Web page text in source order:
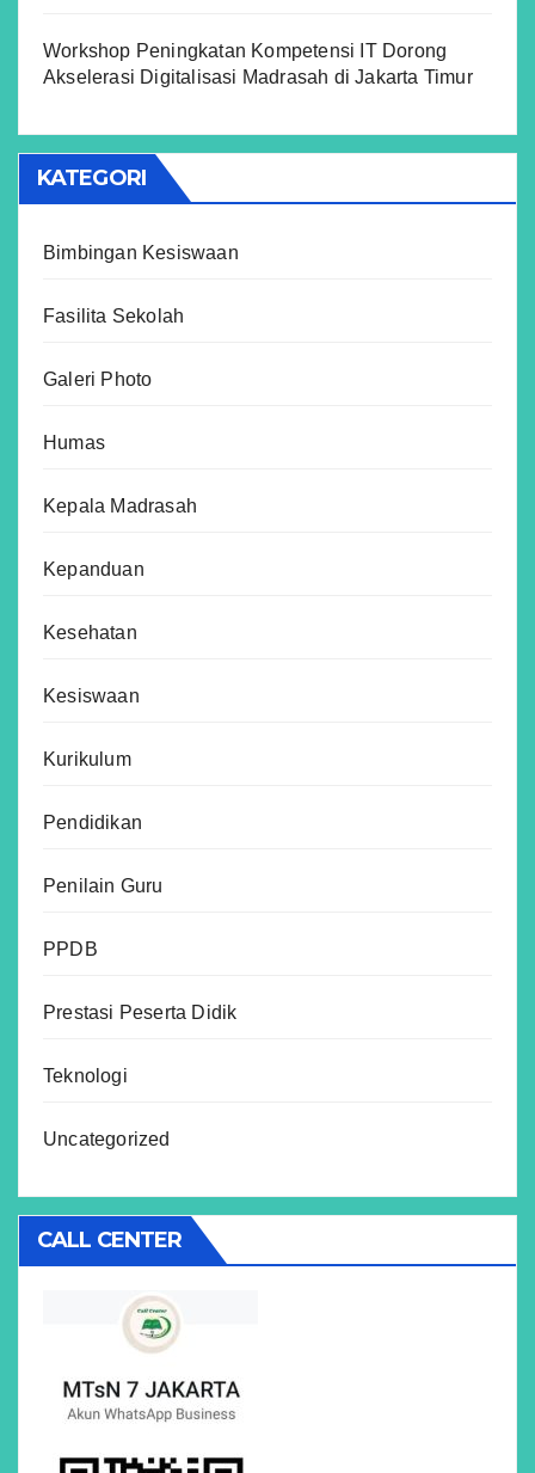
Workshop Peningkatan Kompetensi IT Dorong
Akselerasi Digitalisasi Madrasah di Jakarta Timur
KATEGORI
Bimbingan Kesiswaan
Fasilita Sekolah
Galeri Photo
Humas
Kepala Madrasah
Kepanduan
Kesehatan
Kesiswaan
Kurikulum
Pendidikan
Penilain Guru
PPDB
Prestasi Peserta Didik
Teknologi
Uncategorized
CALL CENTER